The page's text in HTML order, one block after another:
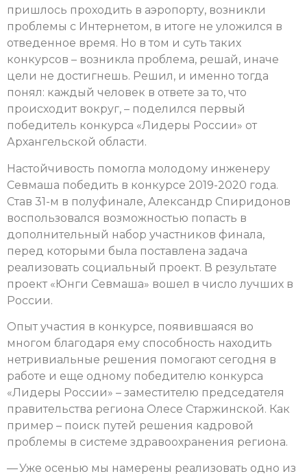
пришлось проходить в аэропорту, возникли
проблемы с Интернетом, в итоге не уложился в
отведенное время. Но в том и суть таких
конкурсов – возникла проблема, решай, иначе
цели не достигнешь. Решил, и именно тогда
понял: каждый человек в ответе за то, что
происходит вокруг, – поделился первый
победитель конкурса «Лидеры России» от
Архангельской области.
Настойчивость помогла молодому инженеру
Севмаша победить в конкурсе 2019-2020 года.
Став 31-м в полуфинале, Александр Спиридонов
воспользовался возможностью попасть в
дополнительный набор участников финала,
перед которыми была поставлена задача
реализовать социальный проект. В результате
проект «Юнги Севмаша» вошел в число лучших в
России.
Опыт участия в конкурсе, появившаяся во
многом благодаря ему способность находить
нетривиальные решения помогают сегодня в
работе и еще одному победителю конкурса
«Лидеры России» – заместителю председателя
правительства региона Олесе Старжинской. Как
пример – поиск путей решения кадровой
проблемы в системе здравоохранения региона.
— Уже осенью мы намерены реализовать одно из